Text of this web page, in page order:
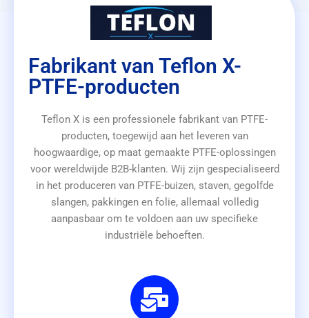
Fabrikant van Teflon X-
PTFE-producten
Teflon X is een professionele fabrikant van PTFE-
producten, toegewijd aan het leveren van
hoogwaardige, op maat gemaakte PTFE-oplossingen
voor wereldwijde B2B-klanten. Wij zijn gespecialiseerd
in het produceren van PTFE-buizen, staven, gegolfde
slangen, pakkingen en folie, allemaal volledig
aanpasbaar om te voldoen aan uw specifieke
industriële behoeften.